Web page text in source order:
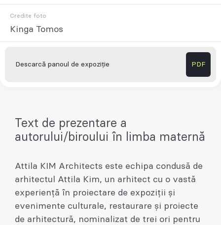
Credite foto
Kinga Tomos
Descarcă panoul de expoziție PDF
Text de prezentare a
autorului/biroului în limba maternă
Attila KIM Architects este echipa condusă de
arhitectul Attila Kim, un arhitect cu o vastă
experiență în proiectare de expoziții și
evenimente culturale, restaurare și proiecte
de arhitectură, nominalizat de trei ori pentru